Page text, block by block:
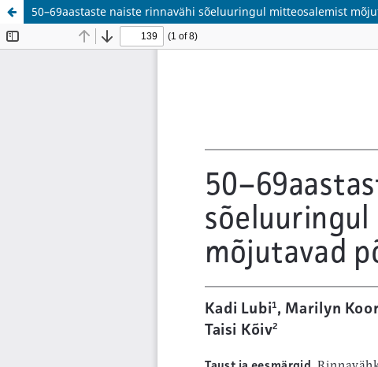
50–69aastaste naiste rinnavähi sõeluuringul mitteosalemist